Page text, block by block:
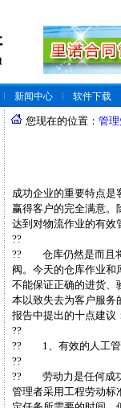
新闻中心
软件下载
您现在的位置： 管
成功企业的重要特点是
赢得客户的完全满意。
达到对物流作业的有效
??
?? 仓库仍然是而且将
阀。今天的仓库作业和
不能保证正确的进货、
本以致失去为客户服务
报告中提出的十点建议
??
?? 1、有效的人工管
??
?? 劳动力是任何成功
管理者采用工程劳动标